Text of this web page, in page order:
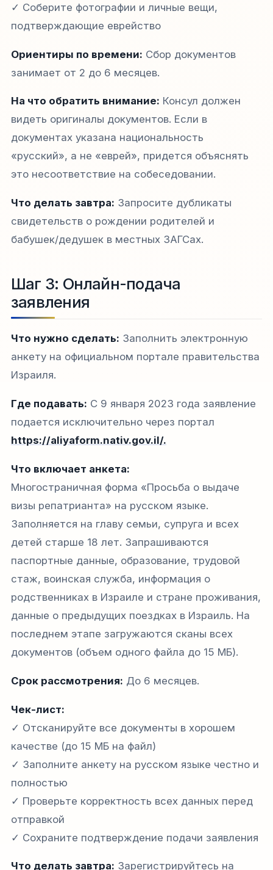
✓ Соберите фотографии и личные вещи,
подтверждающие еврейство
Ориентиры по времени: Сбор документов
занимает от 2 до 6 месяцев.
На что обратить внимание: Консул должен
видеть оригиналы документов. Если в
документах указана национальность
«русский», а не «еврей», придется объяснять
это несоответствие на собеседовании.
Что делать завтра: Запросите дубликаты
свидетельств о рождении родителей и
бабушек/дедушек в местных ЗАГСах.
Шаг 3: Онлайн-подача
заявления
Что нужно сделать: Заполнить электронную
анкету на официальном портале правительства
Израиля.
Где подавать: С 9 января 2023 года заявление
подается исключительно через портал
https://aliyaform.nativ.gov.il/.
Что включает анкета:
Многостраничная форма «Просьба о выдаче
визы репатрианта» на русском языке.
Заполняется на главу семьи, супруга и всех
детей старше 18 лет. Запрашиваются
паспортные данные, образование, трудовой
стаж, воинская служба, информация о
родственниках в Израиле и стране проживания,
данные о предыдущих поездках в Израиль. На
последнем этапе загружаются сканы всех
документов (объем одного файла до 15 МБ).
Срок рассмотрения: До 6 месяцев.
Чек-лист:
✓ Отсканируйте все документы в хорошем
качестве (до 15 МБ на файл)
✓ Заполните анкету на русском языке честно и
полностью
✓ Проверьте корректность всех данных перед
отправкой
✓ Сохраните подтверждение подачи заявления
Что делать завтра: Зарегистрируйтесь на